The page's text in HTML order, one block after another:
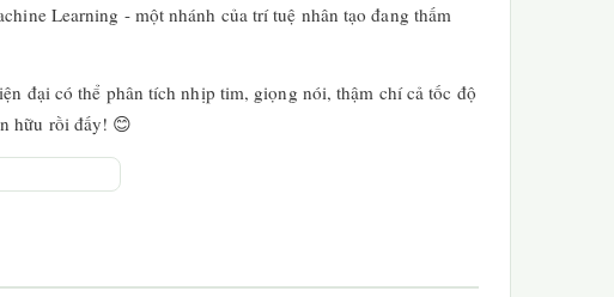
Learning - một nhánh của trí tuệ nhân tạo đang thấm
đại có thể phân tích nhịp tim, giọng nói, thậm chí cả tốc độ
hữu rồi đấy! 😊